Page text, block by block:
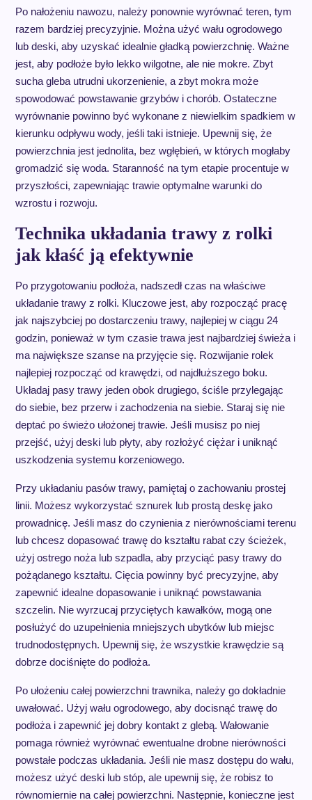
Po nałożeniu nawozu, należy ponownie wyrównać teren, tym
razem bardziej precyzyjnie. Można użyć wału ogrodowego
lub deski, aby uzyskać idealnie gładką powierzchnię. Ważne
jest, aby podłoże było lekko wilgotne, ale nie mokre. Zbyt
sucha gleba utrudni ukorzenienie, a zbyt mokra może
spowodować powstawanie grzybów i chorób. Ostateczne
wyrównanie powinno być wykonane z niewielkim spadkiem w
kierunku odpływu wody, jeśli taki istnieje. Upewnij się, że
powierzchnia jest jednolita, bez wgłębień, w których mogłaby
gromadzić się woda. Staranność na tym etapie procentuje w
przyszłości, zapewniając trawie optymalne warunki do
wzrostu i rozwoju.
Technika układania trawy z rolki
jak kłaść ją efektywnie
Po przygotowaniu podłoża, nadszedł czas na właściwe
układanie trawy z rolki. Kluczowe jest, aby rozpocząć pracę
jak najszybciej po dostarczeniu trawy, najlepiej w ciągu 24
godzin, ponieważ w tym czasie trawa jest najbardziej świeża i
ma największe szanse na przyjęcie się. Rozwijanie rolek
najlepiej rozpocząć od krawędzi, od najdłuższego boku.
Układaj pasy trawy jeden obok drugiego, ściśle przylegając
do siebie, bez przerw i zachodzenia na siebie. Staraj się nie
deptać po świeżo ułożonej trawie. Jeśli musisz po niej
przejść, użyj deski lub płyty, aby rozłożyć ciężar i uniknąć
uszkodzenia systemu korzeniowego.
Przy układaniu pasów trawy, pamiętaj o zachowaniu prostej
linii. Możesz wykorzystać sznurek lub prostą deskę jako
prowadnicę. Jeśli masz do czynienia z nierównościami terenu
lub chcesz dopasować trawę do kształtu rabat czy ścieżek,
użyj ostrego noża lub szpadla, aby przyciąć pasy trawy do
pożądanego kształtu. Cięcia powinny być precyzyjne, aby
zapewnić idealne dopasowanie i uniknąć powstawania
szczelin. Nie wyrzucaj przyciętych kawałków, mogą one
posłużyć do uzupełnienia mniejszych ubytków lub miejsc
trudnodostępnych. Upewnij się, że wszystkie krawędzie są
dobrze dociśnięte do podłoża.
Po ułożeniu całej powierzchni trawnika, należy go dokładnie
uwałować. Użyj wału ogrodowego, aby docisnąć trawę do
podłoża i zapewnić jej dobry kontakt z glebą. Wałowanie
pomaga również wyrównać ewentualne drobne nierówności
powstałe podczas układania. Jeśli nie masz dostępu do wału,
możesz użyć deski lub stóp, ale upewnij się, że robisz to
równomiernie na całej powierzchni. Następnie, konieczne jest